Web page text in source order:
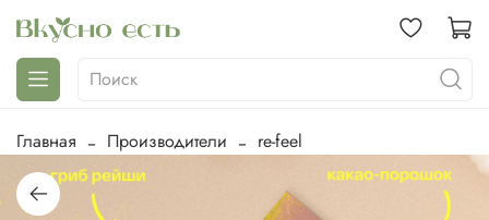
Главная Производители re-feel